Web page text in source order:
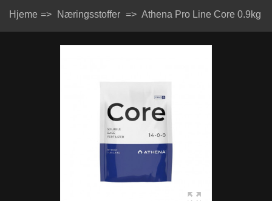
Hjeme => Næringsstoffer => Athena Pro Line Core 0.9kg